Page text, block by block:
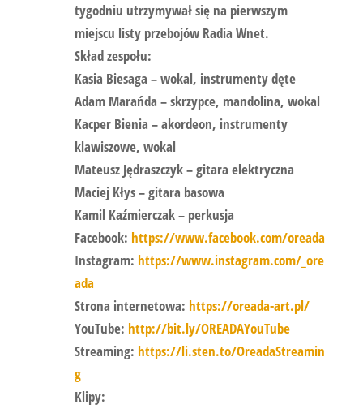
tygodniu utrzymywał się na pierwszym
miejscu listy przebojów Radia Wnet.
Skład zespołu:
Kasia Biesaga – wokal, instrumenty dęte
Adam Marańda – skrzypce, mandolina, wokal
Kacper Bienia – akordeon, instrumenty
klawiszowe, wokal
Mateusz Jędraszczyk– gitara elektryczna
Maciej Kłys– gitara basowa
Kamil Kaźmierczak– perkusja
Facebook: https://www.facebook.com/oreada
Instagram: https://www.instagram.com/_ore
ada
Strona internetowa: https://oreada-art.pl/
YouTube: http://bit.ly/OREADAYouTube
Streaming: https://li.sten.to/OreadaStreamin
g
Klipy: